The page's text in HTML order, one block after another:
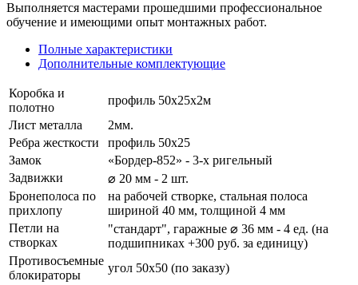
Выполняется мастерами прошедшими профессиональное
обучение и имеющими опыт монтажных работ.
Полные характеристики
Дополнительные комплектующие
Коробка и
полотно
профиль 50х25х2м
Лист металла
2мм.
Ребра жесткости
профиль 50х25
Замок
«Бордер-852» - 3-х ригельный
Задвижки
⌀ 20 мм - 2 шт.
Бронеполоса по
прихлопу
на рабочей створке, стальная полоса
шириной 40 мм, толщиной 4 мм
Петли на
створках
"стандарт", гаражные ⌀ 36 мм - 4 ед. (на
подшипниках +300 руб. за единицу)
Противосъемные
блокираторы
угол 50х50 (по заказу)